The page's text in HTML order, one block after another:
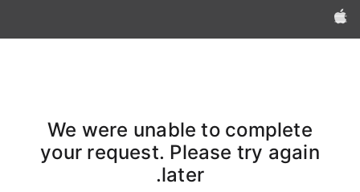
Apple‏
We were unable to complete
your request. Please try again
later.